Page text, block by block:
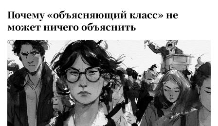
Почему «объясняющий класс» не
может ничего объяснить